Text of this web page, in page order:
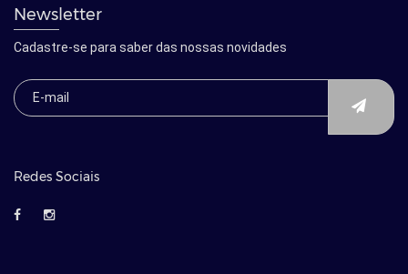
Newsletter
Cadastre-se para saber das nossas novidades
Redes Sociais